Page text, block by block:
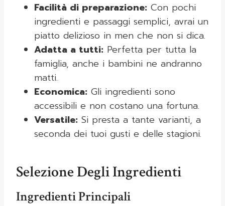
Facilità di preparazione: Con pochi
ingredienti e passaggi semplici, avrai un
piatto delizioso in men che non si dica.
Adatta a tutti: Perfetta per tutta la
famiglia, anche i bambini ne andranno
matti.
Economica: Gli ingredienti sono
accessibili e non costano una fortuna.
Versatile: Si presta a tante varianti, a
seconda dei tuoi gusti e delle stagioni.
Selezione Degli Ingredienti
Ingredienti Principali